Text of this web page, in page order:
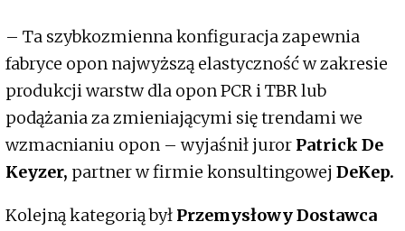
– Ta szybkozmienna konfiguracja zapewnia
fabryce opon najwyższą elastyczność w zakresie
produkcji warstw dla opon PCR i TBR lub
podążania za zmieniającymi się trendami we
wzmacnianiu opon – wyjaśnił juror Patrick De
Keyzer, partner w firmie konsultingowej DeKep.
Kolejną kategorią był Przemysłowy Dostawca